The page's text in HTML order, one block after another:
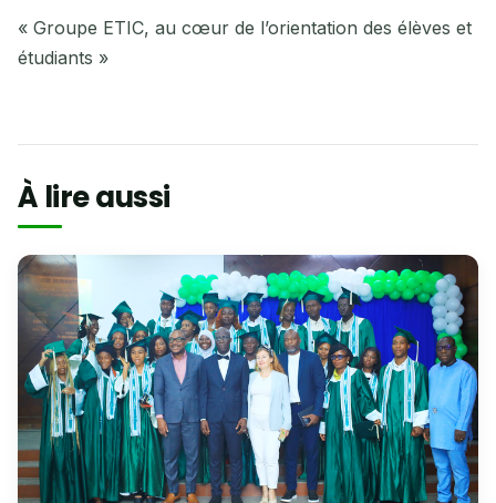
« Groupe ETIC, au cœur de l’orientation des élèves et
étudiants »
À lire aussi